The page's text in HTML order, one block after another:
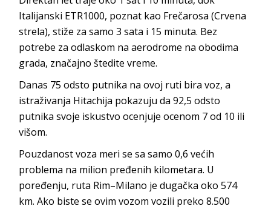
Italijanski ETR1000, poznat kao Frečarosa (Crvena
strela), stiže za samo 3 sata i 15 minuta. Bez
potrebe za odlaskom na aerodrome na obodima
grada, značajno štedite vreme.
Danas 75 odsto putnika na ovoj ruti bira voz, a
istraživanja Hitachija pokazuju da 92,5 odsto
putnika svoje iskustvo ocenjuje ocenom 7 od 10 ili
višom.
Pouzdanost voza meri se sa samo 0,6 većih
problema na milion pređenih kilometara. U
poređenju, ruta Rim–Milano je dugačka oko 574
km. Ako biste se ovim vozom vozili preko 8.500